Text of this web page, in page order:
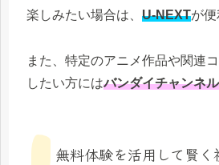
楽しみたい場合は、 U-NEXTが便
また、特定のアニメ作品や関連
したい方にはバンダイチャンネル
無料体験を活用して賢く